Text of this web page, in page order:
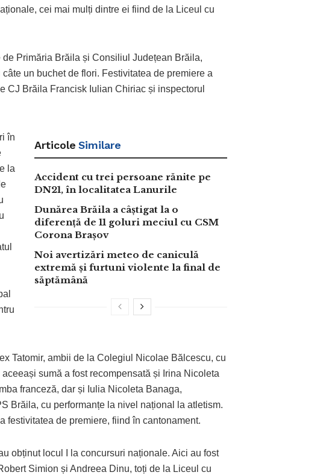
cei mai mulți dintre ei fiind de la Liceul cu
Primăria Brăila și Consiliul Județean Brăila,
un buchet de flori. Festivitatea de premiere a
CJ Brăila Francisk Iulian Chiriac și inspectorul
Articole Similare
Accident cu trei persoane rănite pe
DN21, în localitatea Lanurile
Dunărea Brăila a câștigat la o
diferență de 11 goluri meciul cu CSM
Corona Brașov
Noi avertizări meteo de caniculă
extremă și furtuni violente la final de
săptămână
în
la
Tatomir, ambii de la Colegiul Nicolae Bălcescu, cu
sumă a fost recompensată și Irina Nicoleta
franceză, dar și Iulia Nicoleta Banaga,
Brăila, cu performanțe la nivel național la atletism.
festivitatea de premiere, fiind în cantonament.
obținut locul I la concursuri naționale. Aici au fost
Simion și Andreea Dinu, toți de la Liceul cu